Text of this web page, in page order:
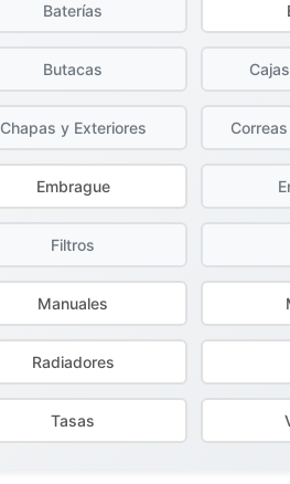
Baterías
Butacas
Chapas y Exteriores
Embrague
Filtros
Manuales
Radiadores
Tasas